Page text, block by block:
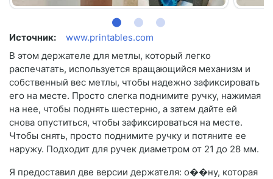
Источник:
www.printables.com
В этом держателе для метлы, который легко
распечатать, используется вращающийся механизм и
собственный вес метлы, чтобы надежно зафиксировать
его на месте. Просто слегка поднимите ручку, нажимая
на нее, чтобы поднять шестерню, а затем дайте ей
снова опуститься, чтобы зафиксироваться на месте.
Чтобы снять, просто поднимите ручку и потяните ее
наружу. Подходит для ручек диаметром от 21 до 28 мм.
Я предоставил две версии держателя: о��ну, которая